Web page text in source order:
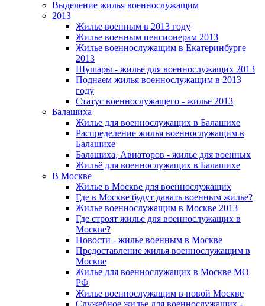
Выделение жилья военнослужащим
2013
Жилье военным в 2013 году
Жилье военным пенсионерам 2013
Жилье военнослужащим в Екатеринбурге
2013
Шушары - жилье для военнослужащих 2013
Поднаем жилья военнослужащим в 2013
году
Статус военнослужащего - жилье 2013
Балашиха
Жилье для военнослужащих в Балашихе
Распределение жилья военнослужащим в
Балашихе
Балашиха, Авиаторов - жилье для военных
Жильё для военнослужащих в Балашихе
В Москве
Жилье в Москве для военнослужащих
Где в Москве будут давать военным жилье?
Жилье военнослужащим в Москве 2013
Где строят жилье для военнослужащих в
Москве?
Новости - жилье военным в Москве
Предоставление жилья военнослужащим в
Москве
Жилье для военнослужащих в Москве МО
РФ
Жилье военнослужащим в новой Москве
Служебное жилье для военнослужащих -